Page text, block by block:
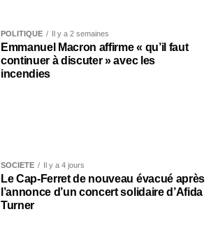
POLITIQUE Il y a 2 semaines
Emmanuel Macron affirme « qu’il faut
continuer à discuter » avec les
incendies
SOCIÉTÉ Il y a 4 jours
Le Cap-Ferret de nouveau évacué après
l’annonce d’un concert solidaire d’Afida
Turner